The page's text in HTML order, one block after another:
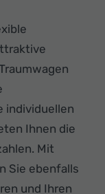
individuellen
Ihnen die
Mit
Sie ebenfalls
und Ihren